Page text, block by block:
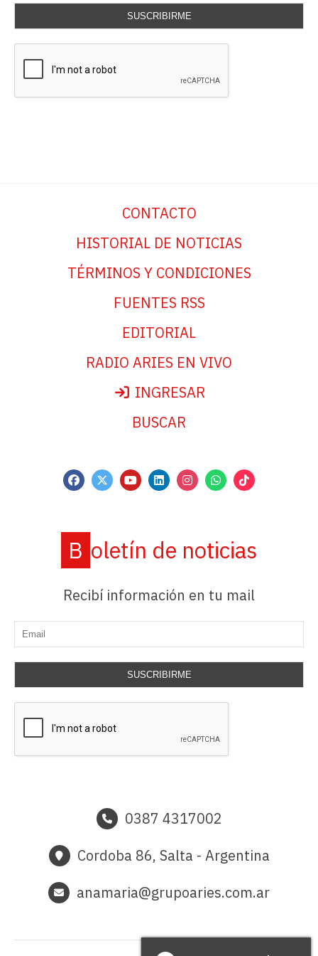
SUSCRIBIRME
CONTACTO
HISTORIAL DE NOTICIAS
TÉRMINOS Y CONDICIONES
FUENTES RSS
EDITORIAL
RADIO ARIES EN VIVO
INGRESAR
BUSCAR
Boletín de noticias
Recibí información en tu mail
SUSCRIBIRME
0387 4317002
Cordoba 86, Salta - Argentina
anamaria@grupoaries.com.ar